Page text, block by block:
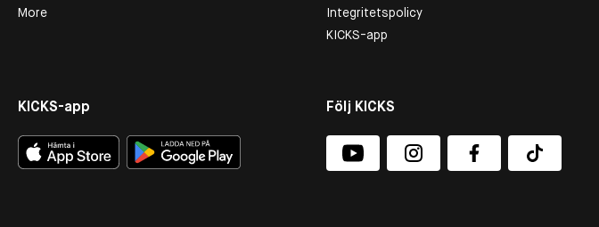
More
Integritetspolicy
KICKS-app
KICKS-app Följ KICKS